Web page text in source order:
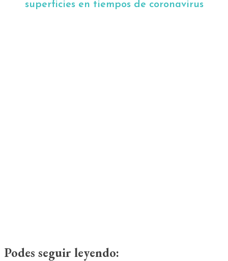
superficies en tiempos de coronavirus
Podes seguir leyendo: